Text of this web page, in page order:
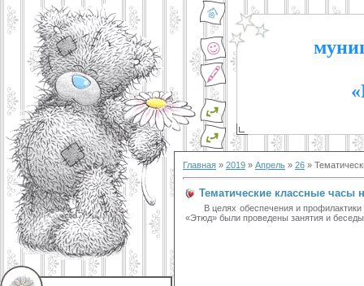
Главная » 2019 » Апрель » 26 »
Тематические классные часы
В целях обеспечения и профилактики
«Этюд» были проведены занятия и